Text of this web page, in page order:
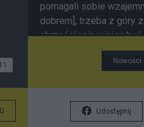
11
pomagali sobie
dobrem], trzeba z góry
chrześcijanin winien
ocalenia wypowiedzi
potępienia. A jeśli nie
wystarcza, niech szuka
stosownych do tego,
Nowości
Udostępnij